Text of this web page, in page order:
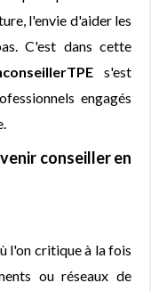
l'envie d'aider les
C'est dans cette
s'est
engagés
conseiller en
l'on critique à la fois
ou réseaux de